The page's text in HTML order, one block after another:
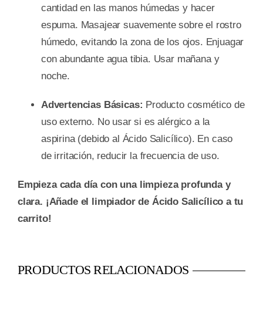
cantidad en las manos húmedas y hacer
espuma. Masajear suavemente sobre el rostro
húmedo, evitando la zona de los ojos. Enjuagar
con abundante agua tibia. Usar mañana y
noche.
Advertencias Básicas: Producto cosmético de
uso externo. No usar si es alérgico a la
aspirina (debido al Ácido Salicílico). En caso
de irritación, reducir la frecuencia de uso.
Empieza cada día con una limpieza profunda y
clara. ¡Añade el limpiador de Ácido Salicílico a tu
carrito!
PRODUCTOS RELACIONADOS